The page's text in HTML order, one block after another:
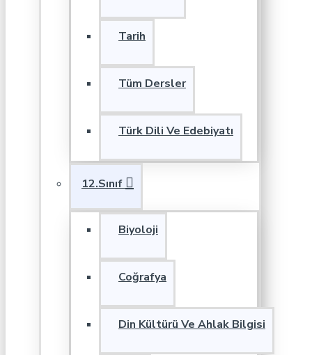
Tarih
Tüm Dersler
Türk Dili Ve Edebiyatı
12.Sınıf
Biyoloji
Coğrafya
Din Kültürü Ve Ahlak Bilgisi